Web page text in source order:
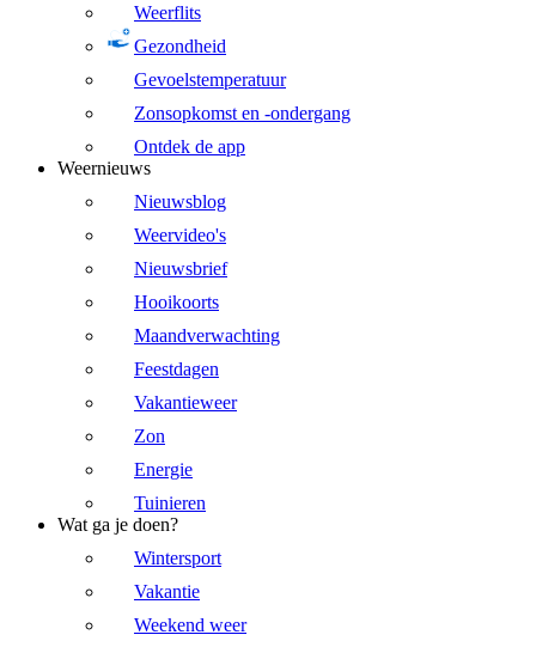
Weerflits
Gezondheid
Gevoelstemperatuur
Zonsopkomst en -ondergang
Ontdek de app
Weernieuws
Nieuwsblog
Weervideo's
Nieuwsbrief
Hooikoorts
Maandverwachting
Feestdagen
Vakantieweer
Zon
Energie
Tuinieren
Wat ga je doen?
Wintersport
Vakantie
Weekend weer